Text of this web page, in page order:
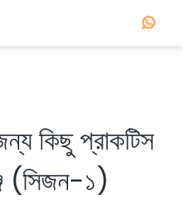
কিছু প্রাকটিস
(সিজন-১)